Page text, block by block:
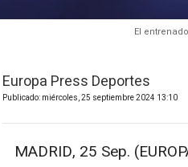
El
Europa Press Deportes
Publicado: miércoles, 25 septiembre 2024 13:10
MADRID, 25 Sep.